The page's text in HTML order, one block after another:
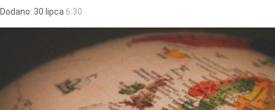
Dodano: 30 lipca 6:30